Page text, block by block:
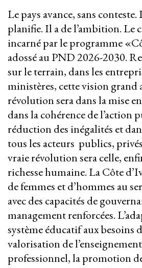
Le pays avance, sans
planifie. Il a de l’ambition. Le
incarné par le programme
adossé au PND 2026-2030.
sur le terrain, dans les
ministères, cette vision grand
révolution sera dans la mise
dans la cohérence de l’action
réduction des inégalités et
tous les acteurs publics,
vraie révolution sera celle,
richesse humaine. La Côte
de femmes et d’hommes au
avec des capacités de
management renforcées.
système éducatif aux besoins
valorisation de
professionnel, la promotion